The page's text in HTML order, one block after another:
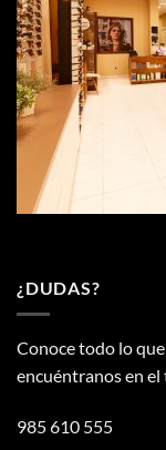
¿DUDAS?
Conoce todo lo
encuéntranos en
985 610 555